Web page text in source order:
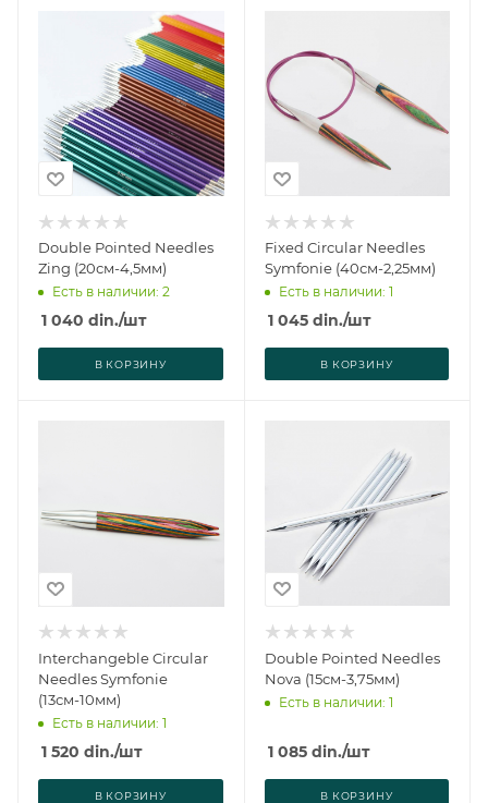
Double Pointed Needles
Zing (20см-4,5мм)
Есть в наличии: 2
1 040 din./шт
В КОРЗИНУ
Fixed Circular Needles
Symfonie (40см-2,25мм)
Есть в наличии: 1
1 045din./шт
В КОРЗИНУ
Interchangeble Circular
Needles Symfonie
(13см-10мм)
Есть в наличии: 1
1 520 din./шт
В КОРЗИНУ
Double Pointed Needles
Nova (15см-3,75мм)
Есть в наличии: 1
1 085din./шт
В КОРЗИНУ